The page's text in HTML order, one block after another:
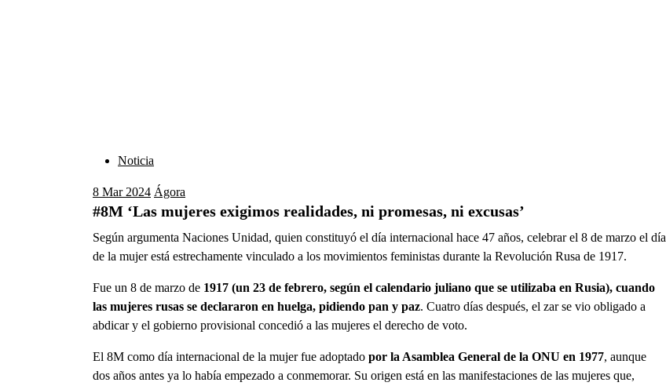
Noticia
8 Mar 2024 Ágora
#8M ‘Las mujeres exigimos realidades, ni promesas, ni excusas’
Según argumenta Naciones Unidad, quien constituyó el día internacional hace 47 años, celebrar el 8 de marzo el día
de la mujer está estrechamente vinculado a los movimientos feministas durante la Revolución Rusa de 1917.
Fue un 8 de marzo de 1917 (un 23 de febrero, según el calendario juliano que se utilizaba en Rusia), cuando
las mujeres rusas se declararon en huelga, pidiendo pan y paz. Cuatro días después, el zar se vio obligado a
abdicar y el gobierno provisional concedió a las mujeres el derecho de voto.
El 8M como día internacional de la mujer fue adoptado por la Asamblea General de la ONU en 1977, aunque
dos años antes ya lo había empezado a conmemorar. Su origen está en las manifestaciones de las mujeres que,